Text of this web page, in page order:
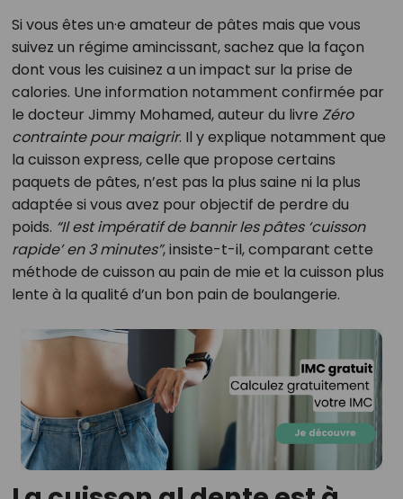
Si vous êtes un·e amateur de pâtes mais que vous
suivez un régime amincissant, sachez que la façon
dont vous les cuisinez a un impact sur la prise de
calories. Une information notamment confirmée par
le docteur Jimmy Mohamed, auteur du livre Zéro
contrainte pour maigrir. Il y explique notamment que
la cuisson express, celle que propose certains
paquets de pâtes, n’est pas la plus saine ni la plus
adaptée si vous avez pour objectif de perdre du
poids. “Il est impératif de bannir les pâtes ‘cuisson
rapide’ en 3 minutes”, insiste-t-il, comparant cette
méthode de cuisson au pain de mie et la cuisson plus
lente à la qualité d’un bon pain de boulangerie.